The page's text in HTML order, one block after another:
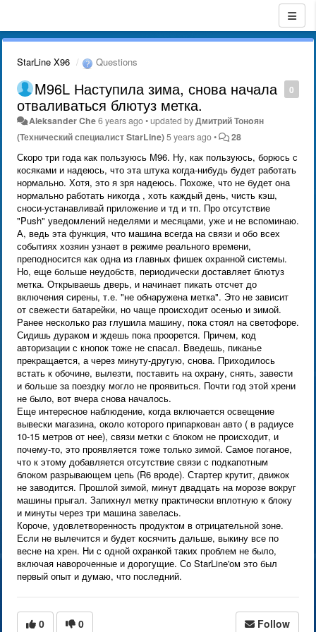
StarLine X96 Questions
0
M96L Наступила зима, снова начала
отваливаться блютуз метка.
Aleksander Che6 years ago•updated byДмитрий Тонoян
(Технический специалист StarLine)5 years ago• 28
Скоро три года как пользуюсь М96. Ну, как пользуюсь, борюсь с
косяками и надеюсь, что эта штука когда-нибудь будет работать
нормально. Хотя, это я зря надеюсь. Похоже, что не будет она
нормально работать никогда , хоть каждый день, чисть кэш,
сноси-устанавливай приложение и тд и тп. Про отсутствие
"Push" уведомлений неделями и месяцами, уже и не вспоминаю.
А, ведь эта функция, что машина всегда на связи и обо всех
событиях хозяин узнает в режиме реального времени,
преподносится как одна из главных фишек охранной системы.
Но, еще больше неудобств, периодически доставляет блютуз
метка. Открываешь дверь, и начинает пикать отсчет до
включения сирены, т.е. "не обнаружена метка". Это не зависит
от свежести батарейки, но чаще происходит осенью и зимой.
Ранее несколько раз глушила машину, пока стоял на светофоре.
Сидишь дураком и ждешь пока проорется. Причем, код
авторизации с кнопок тоже не спасал. Введешь, пиканье
прекращается, а через минуту-другую, снова. Приходилось
встать к обочине, вылезти, поставить на охрану, снять, завести
и больше за поездку могло не проявиться. Почти год этой хрени
не было, вот вчера снова началось.
Еще интересное наблюдение, когда включается освещение
вывески магазина, около которого припаркован авто ( в радиусе
10-15 метров от нее), связи метки с блоком не происходит, и
почему-то, это проявляется тоже только зимой. Самое поганое,
что к этому добавляется отсутствие связи с подкапотным
блоком разрывающем цепь (R6 вроде). Стартер крутит, движок
не заводится. Прошлой зимой, минут двадцать на морозе вокруг
машины прыгал. Запихнул метку практически вплотную к блоку
и минуты через три машина завелась.
Короче, удовлетворенность продуктом в отрицательной зоне.
Если не вылечится и будет косячить дальше, выкину все по
весне на хрен. Ни с одной охранкой таких проблем не было,
включая навороченные и дорогущие. Со StarLine'ом это был
первый опыт и думаю, что последний.
0 0 Follow